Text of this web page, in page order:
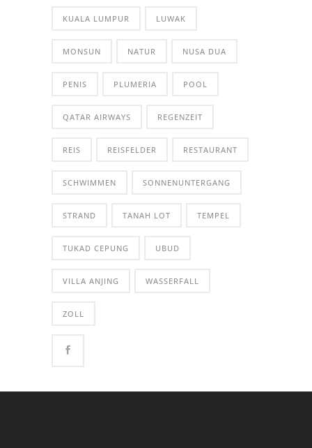
KUALA LUMPUR LUWAK
MONSUN NATUR NUSA DUA
PENIS PLUMERIA POOL
QATAR AIRWAYS REGENZEIT
REIS REISFELDER RESTAURANT
SCHWIMMEN SONNENUNTERGANG
STRAND TANAH LOT TEMPEL
TUKAD CEPUNG UBUD
VILLA ANJING WASSERFALL
ZOLL